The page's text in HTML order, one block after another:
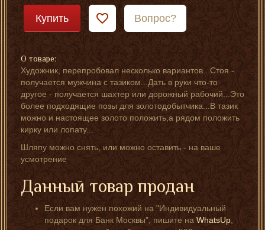
Купить Вопрос?
О товаре:
Художник, перепробовал несколько вариантов...Стоя -
получается мужчина с тазиком...Дать в руки что-то
другое - получается шахтер или дорожный рабочий...Это
более подходящие позы для золотодобытчика...В тазик
можно и настоящее золото положить,а рядом положить
кирку или лопату...
Шляпу можно снять, или можно оставить - на ваше
усмотрение
Данный товар продан
Если вам нужен похожий на "Индивидуальный
подарок для Банк Москвы", пишите наWhatsUp,